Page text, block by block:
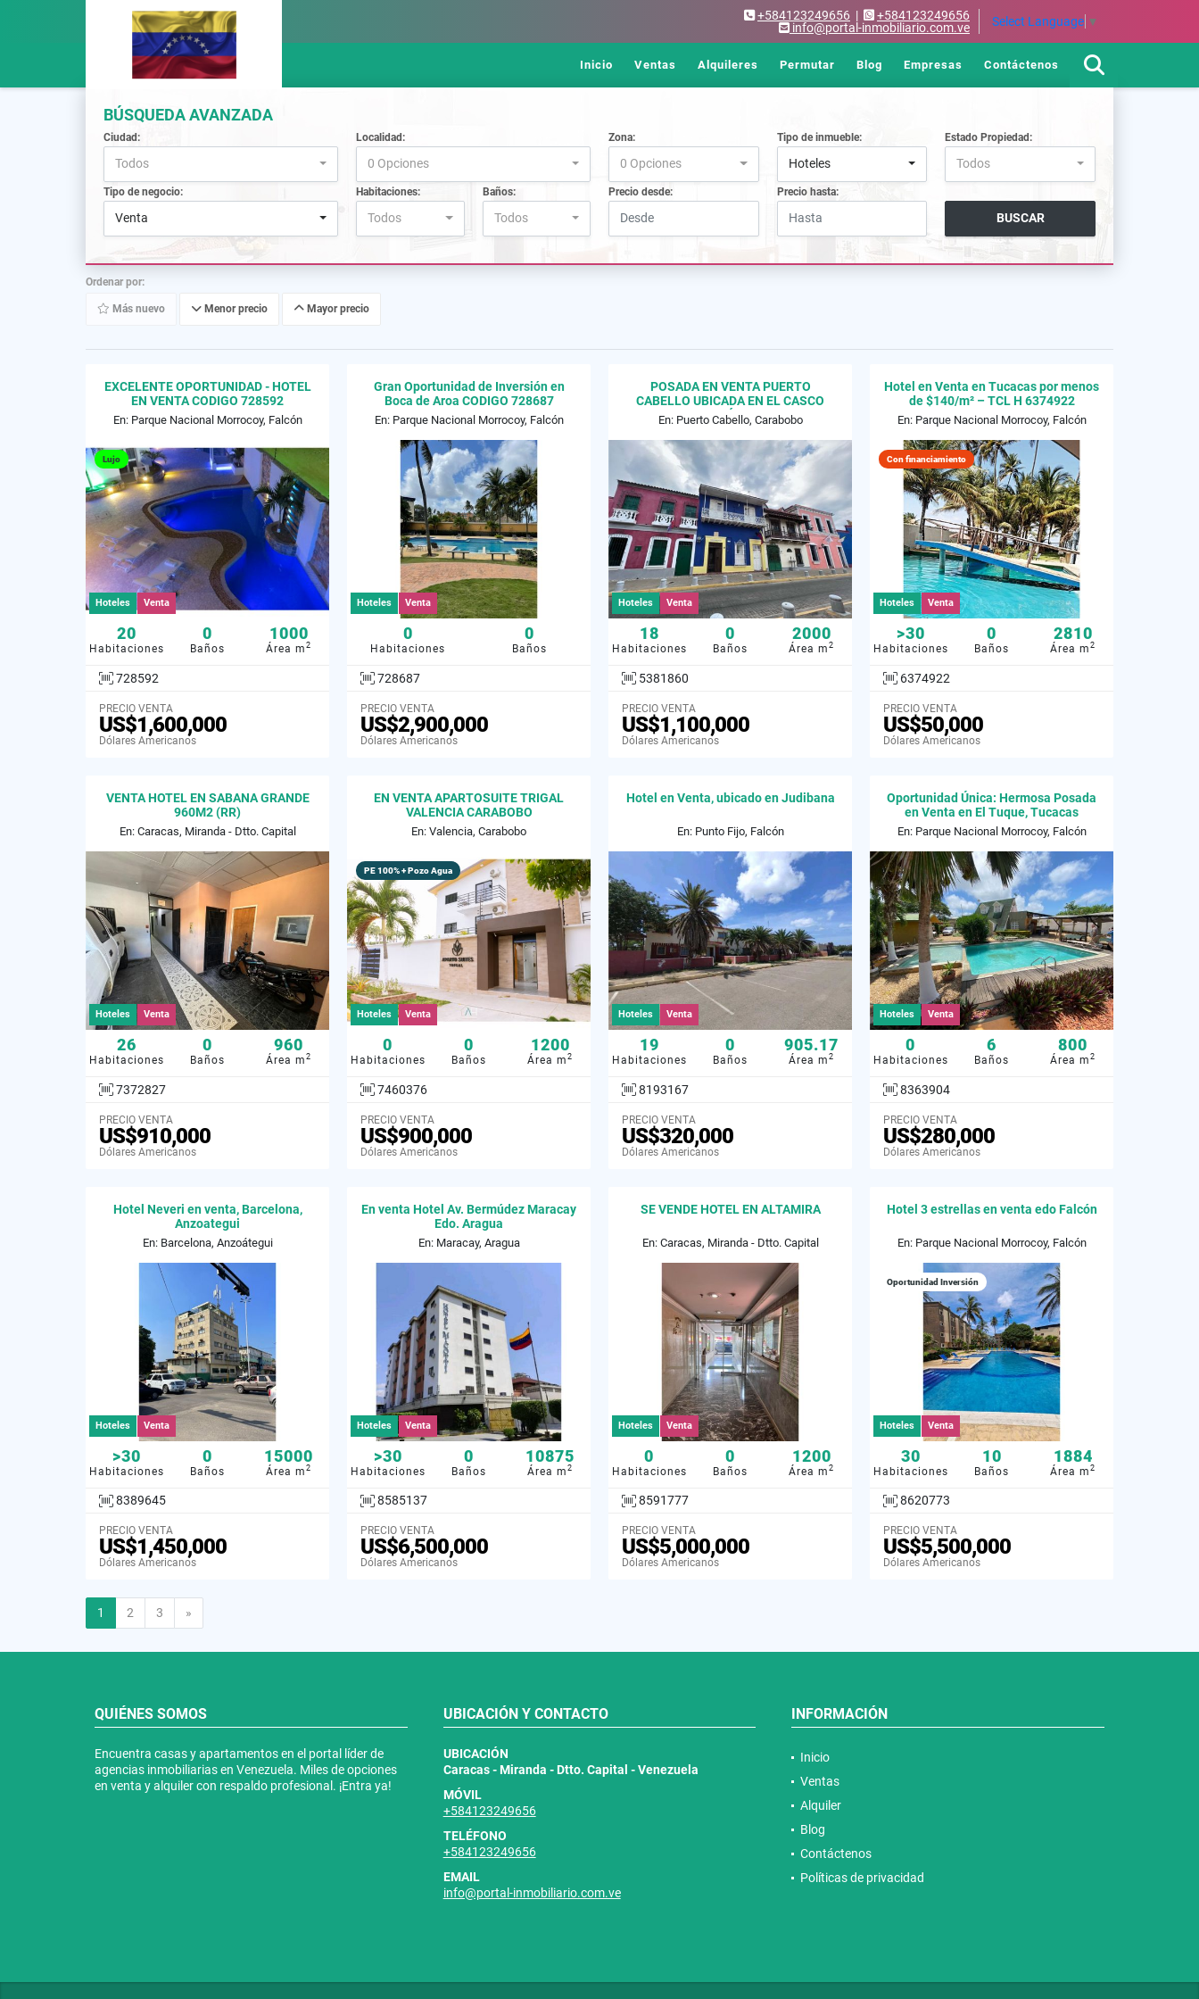
+584123249656 |
+584123249656
info@portal-inmobiliario.com.ve
Select Language ▼
Inicio Ventas Alquileres Permutar Blog Empresas Contáctenos
BÚSQUEDA AVANZADA
Ciudad:
Todos
Localidad:
0 Opciones
Zona:
0 Opciones
Tipo de inmueble:
Hoteles
Estado Propiedad:
Todos
Tipo de negocio:
Venta
Habitaciones:
Todos
Baños:
Todos
Precio desde: Precio hasta:
BUSCAR
Ordenar por:
Más nuevo Menor precio Mayor precio
EXCELENTE OPORTUNIDAD - HOTEL
EN VENTA CODIGO 728592
En: Parque Nacional Morrocoy, Falcón
Lujo
Hoteles Venta
20
Habitaciones
0
Baños
1000
Área m 2
728592
PRECIO VENTA
US$1,600,000
Dólares Americanos
Gran Oportunidad de Inversión en
Boca de Aroa CODIGO 728687
En: Parque Nacional Morrocoy, Falcón
Hoteles Venta
0
Habitaciones
0
Baños
728687
PRECIO VENTA
US$2,900,000
Dólares Americanos
POSADA EN VENTA PUERTO
CABELLO UBICADA EN EL CASCO
HISTÓRICO
En: Puerto Cabello, Carabobo
Hoteles Venta
18
Habitaciones
0
Baños
2000
Área m 2
5381860
PRECIO VENTA
US$1,100,000
Dólares Americanos
Hotel en Venta en Tucacas por menos
de $140/m² – TCL H 6374922
En: Parque Nacional Morrocoy, Falcón
Con financiamiento
Hoteles Venta
>30
Habitaciones
0
Baños
2810
Área m 2
6374922
PRECIO VENTA
US$50,000
Dólares Americanos
VENTA HOTEL EN SABANA GRANDE
960M2 (RR)
En: Caracas, Miranda - Dtto. Capital
Hoteles Venta
26
Habitaciones
0
Baños
960
Área m 2
7372827
PRECIO VENTA
US$910,000
Dólares Americanos
EN VENTA APARTOSUITE TRIGAL
VALENCIA CARABOBO
En: Valencia, Carabobo
PE 100% + Pozo Agua
Hoteles Venta
0
Habitaciones
0
Baños
1200
Área m 2
7460376
PRECIO VENTA
US$900,000
Dólares Americanos
Hotel en Venta, ubicado en Judibana
En: Punto Fijo, Falcón
Hoteles Venta
19
Habitaciones
0
Baños
905.17
Área m 2
8193167
PRECIO VENTA
US$320,000
Dólares Americanos
Oportunidad Única: Hermosa Posada
en Venta en El Tuque, Tucacas
En: Parque Nacional Morrocoy, Falcón
Hoteles Venta
0
Habitaciones
6
Baños
800
Área m 2
8363904
PRECIO VENTA
US$280,000
Dólares Americanos
Hotel Neveri en venta, Barcelona,
Anzoategui
En: Barcelona, Anzoátegui
Hoteles Venta
>30
Habitaciones
0
Baños
15000
Área m 2
8389645
PRECIO VENTA
US$1,450,000
Dólares Americanos
En venta Hotel Av. Bermúdez Maracay
Edo. Aragua
En: Maracay, Aragua
Hoteles Venta
>30
Habitaciones
0
Baños
10875
Área m 2
8585137
PRECIO VENTA
US$6,500,000
Dólares Americanos
SE VENDE HOTEL EN ALTAMIRA
En: Caracas, Miranda - Dtto. Capital
Hoteles Venta
0
Habitaciones
0
Baños
1200
Área m 2
8591777
PRECIO VENTA
US$5,000,000
Dólares Americanos
Hotel 3 estrellas en venta edo Falcón
En: Parque Nacional Morrocoy, Falcón
Oportunidad Inversión
Hoteles Venta
30
Habitaciones
10
Baños
1884
Área m 2
8620773
PRECIO VENTA
US$5,500,000
Dólares Americanos
1 2 3 »
QUIÉNES SOMOS
Encuentra casas y apartamentos en el portal líder de
agencias inmobiliarias en Venezuela. Miles de opciones
en venta y alquiler con respaldo profesional. ¡Entra ya!
UBICACIÓN Y CONTACTO
UBICACIÓN
Caracas - Miranda - Dtto. Capital - Venezuela
MÓVIL
+584123249656
TELÉFONO
+584123249656
EMAIL
info@portal-inmobiliario.com.ve
INFORMACIÓN
Inicio
Ventas
Alquiler
Blog
Contáctenos
Políticas de privacidad